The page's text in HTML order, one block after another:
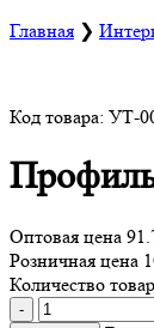
Главная ❯
Код товара: УТ-
Оптовая цена
Розничная цена
Количество
-